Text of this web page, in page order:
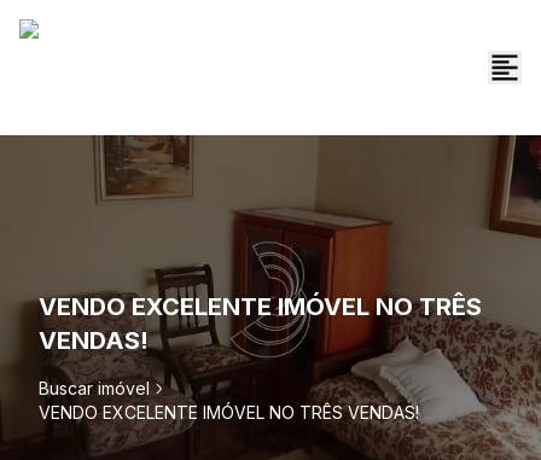
VENDO EXCELENTE IMÓVEL NO TRÊS
VENDAS!
Buscar imóvel
VENDO EXCELENTE IMÓVEL NO TRÊS VENDAS!